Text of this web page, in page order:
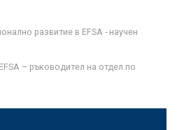
развитие в EFSA - научен
– ръководител на отдел по